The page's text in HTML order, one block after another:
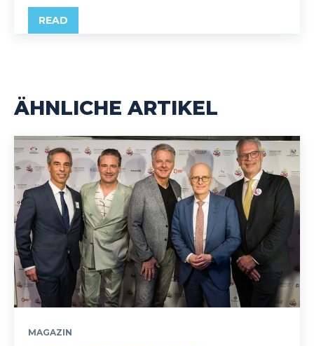
READ
ÄHNLICHE ARTIKEL
MAGAZIN